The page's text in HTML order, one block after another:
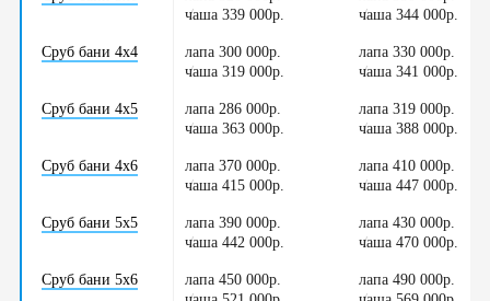
/
чаша 339 000р.
/
чаша 344 000р.
Сруб бани 4х4
лапа 300 000р.
/
чаша 319 000р.
лапа 330 000р.
/
чаша 341 000р.
Сруб бани 4х5
лапа 286 000р.
/
чаша 363 000р.
лапа 319 000р.
/
чаша 388 000р.
Сруб бани 4х6
лапа 370 000р.
/
чаша 415 000р.
лапа 410 000р.
/
чаша 447 000р.
Сруб бани 5х5
лапа 390 000р.
/
чаша 442 000р.
лапа 430 000р.
/
чаша 470 000р.
Сруб бани 5х6
лапа 450 000р.
лапа 490 000р.